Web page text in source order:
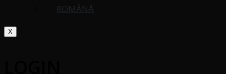
ROMÂNĂ
X